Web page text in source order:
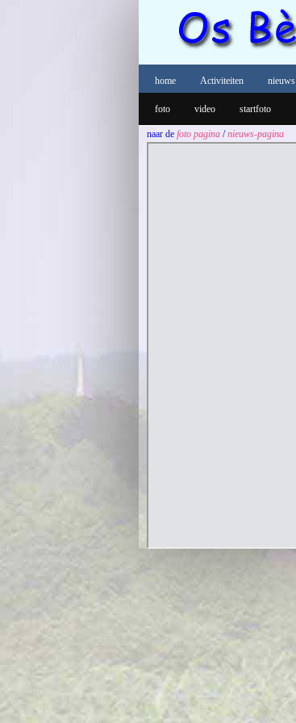
home Activiteiten nieuws
foto video startfoto
naar de foto pagina /nieuws-pagina